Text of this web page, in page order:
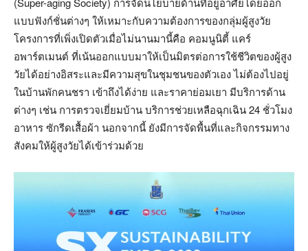
แบบฟังก์ชั่นต่างๆ ให้เหมาะกับความต้องการของกลุ่มผู้สูงวัย
โครงการที่เพิ่งเปิดตัวเมื่อไม่นานมานี้คือ คอมนูนิตี้ แคร์
อพาร์ตเมนต์ ที่เน้นออกแบบมาให้เป็นมิตรต่อการใช้ชีวิตของผู้สูง
วัยได้อย่างอิสระและมีความสุขในชุมชนของตัวเอง ไม่ต้องไปอยู่
ในบ้านพักคนชรา เข้าถึงได้ง่าย และราคาย่อมเยา มีบริการด้าน
ต่างๆ เช่น การตรวจเยี่ยมบ้าน บริการช่วยเหลือฉุกเฉิน 24 ชั่วโมง
อาหาร ซักรีดเสื้อผ้า นอกจากนี้ ยังมีการจัดพื้นที่และกิจกรรมทาง
สังคมให้ผู้สูงวัยได้เข้าร่วมด้วย